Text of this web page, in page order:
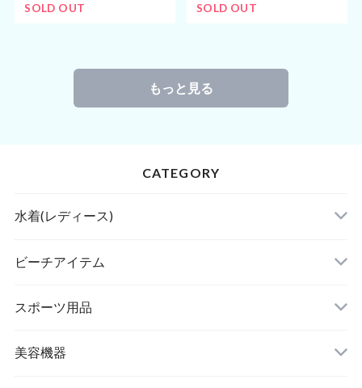
SOLD OUT SOLD OUT
もっと見る
CATEGORY
水着(レディース)
ビキニ
ハイネックビキニ
ビーチアイテム
ビーチサンダル
ヌードブラ
スポーツ用品
サウナスーツ
美容機器